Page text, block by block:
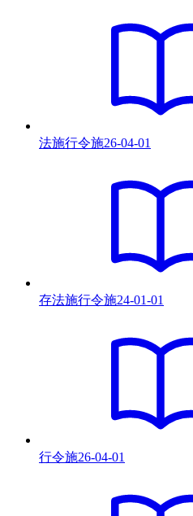
法施行令施26-04-01
存法施行令施24-01-01
行令施26-04-01